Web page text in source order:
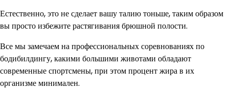
Естественно, это не сделает вашу талию тоньше, таким образом
вы просто избежите растягивания брюшной полости.
Все мы замечаем на профессиональных соревнованиях по
бодибилдингу, какими большими животами обладают
современные спортсмены, при этом процент жира в их
организме минимален.